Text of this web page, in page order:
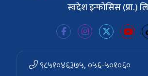
स्वदेश इन्फोसिस (प्रा.)
९८५१०४६३७५, ०५६-५०१०६०